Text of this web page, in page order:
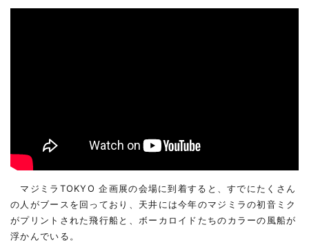
マジミラTOKYO 企画展の会場に到着すると、すでにたくさん
の人がブースを回っており、天井には今年のマジミラの初音ミク
がプリントされた飛行船と、ボーカロイドたちのカラーの風船が
浮かんでいる。